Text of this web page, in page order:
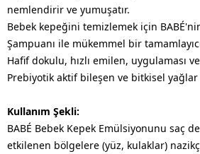
nemlendirir ve yumuşatır.
Bebek kepeğini temizlemek için
Şampuanı ile mükemmel bir
Hafif dokulu, hızlı emilen, uygulaması
Prebiyotik aktif bileşen ve bitkisel yağlar
Kullanım Şekli:
BABÉ Bebek Kepek Emülsiyonunu saç
etkilenen bölgelere (yüz, kulaklar)